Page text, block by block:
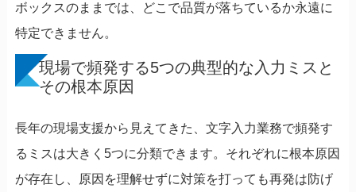
ボックスのままでは、どこで品質が落ちているか永遠に
特定できません。
現場で頻発する5つの典型的な入力ミスと
その根本原因
長年の現場支援から見えてきた、文字入力業務で頻発す
るミスは大きく5つに分類できます。それぞれに根本原因
が存在し、原因を理解せずに対策を打っても再発は防げ